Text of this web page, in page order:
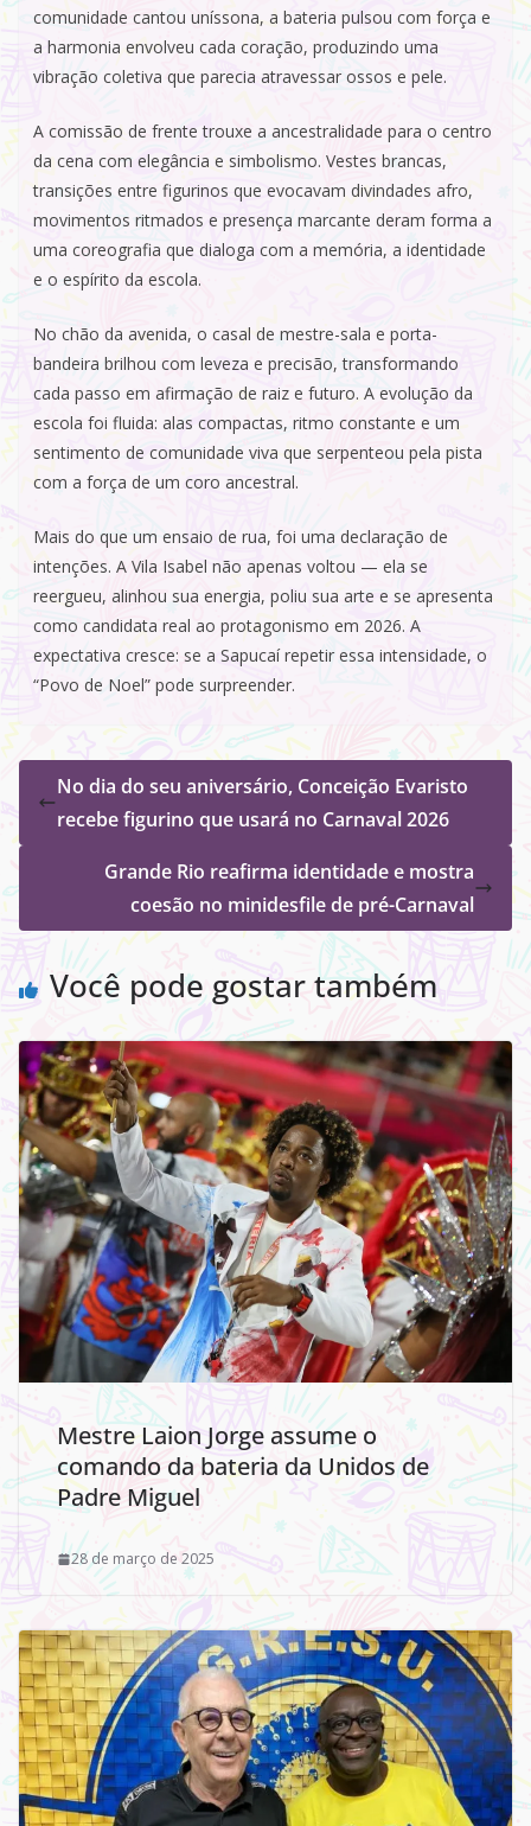
comunidade cantou uníssona, a bateria pulsou com força e
a harmonia envolveu cada coração, produzindo uma
vibração coletiva que parecia atravessar ossos e pele.
A comissão de frente trouxe a ancestralidade para o centro
da cena com elegância e simbolismo. Vestes brancas,
transições entre figurinos que evocavam divindades afro,
movimentos ritmados e presença marcante deram forma a
uma coreografia que dialoga com a memória, a identidade
e o espírito da escola.
No chão da avenida, o casal de mestre-sala e porta-
bandeira brilhou com leveza e precisão, transformando
cada passo em afirmação de raiz e futuro. A evolução da
escola foi fluida: alas compactas, ritmo constante e um
sentimento de comunidade viva que serpenteou pela pista
com a força de um coro ancestral.
Mais do que um ensaio de rua, foi uma declaração de
intenções. A Vila Isabel não apenas voltou — ela se
reergueu, alinhou sua energia, poliu sua arte e se apresenta
como candidata real ao protagonismo em 2026. A
expectativa cresce: se a Sapucaí repetir essa intensidade, o
“Povo de Noel” pode surpreender.
No dia do seu aniversário, Conceição Evaristo
recebe figurino que usará no Carnaval 2026
Grande Rio reafirma identidade e mostra
coesão no minidesfile de pré-Carnaval
Você pode gostar também
Mestre Laion Jorge assume o
comando da bateria da Unidos de
Padre Miguel
28 de março de 2025